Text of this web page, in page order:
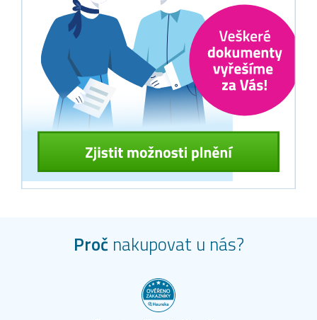
Proč nakupovat u nás?